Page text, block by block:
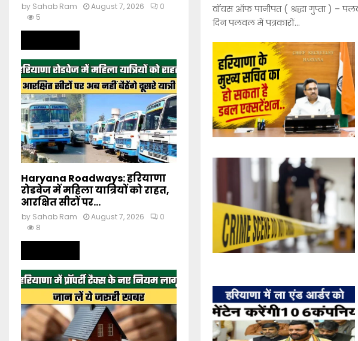
वॉयस ऑफ पानीपत ( श्रद्धा गुप्ता ) –
दिन पलवल में पत्रकारों...
by Sahab Ram August 7, 2026
0
5
Haryana Roadways: हरियाणा
रोडवेज में महिला यात्रियों को राहत,
आरक्षित सीटों पर...
by Sahab Ram August 7, 2026
0
8